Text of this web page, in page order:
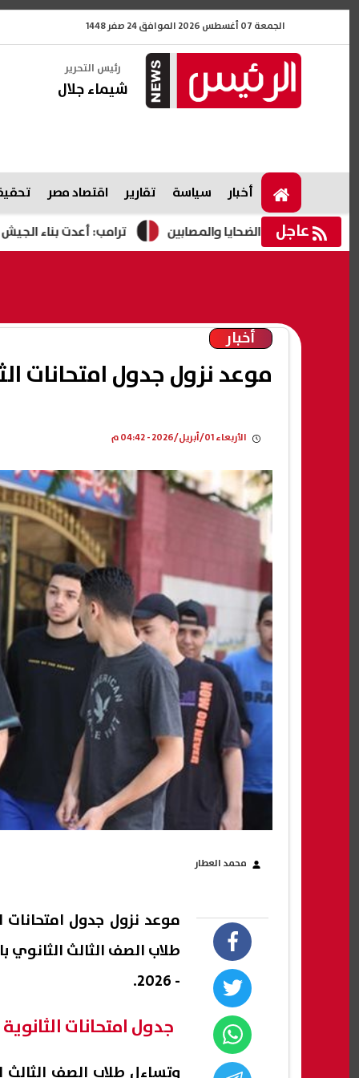
الجمعة 07 أغسطس 2026 الموافق 24 صفر 1448
رئيس التحرير
شيماء جلال
أخبار سياسة تقارير اقتصاد مصر
عاجل ترامب: أعدت بناء الجيش الأمريكي الضحايا والمصابين
أخبار
موعد نزول جدول امتحانات
الأربعاء 01/أبريل/2026 - 04:42 م
محمد العطار
- 2026.
جدول امتحانات الثانوية
وتساءل طلاب الصف الثالث